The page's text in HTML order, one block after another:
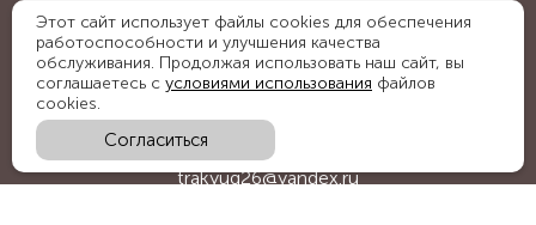
Адрес:
Ставропольский край, с. Надежда,
ул. Промышленная, 1Б
trakyug26@yandex.ru
Этот сайт использует файлы cookies для обеспечения
работоспособности и улучшения качества
обслуживания. Продолжая использовать наш сайт, вы
соглашаетесь с условиями использования файлов
cookies.
Согласиться